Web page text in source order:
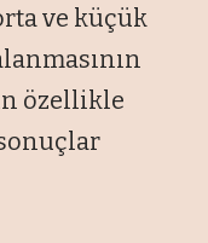
ve küçük
özellikle